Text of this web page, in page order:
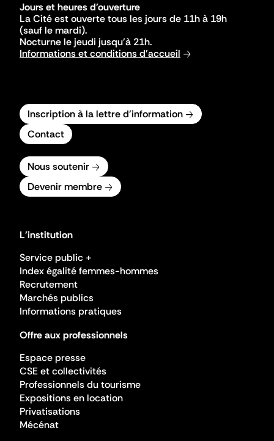
Jours et heures d'ouverture
La Cité est ouverte tous les jours de 11h à 19h
(sauf le mardi).
Nocturne le jeudi jusqu'à 21h.
Informations et conditions d'accueil
Inscription à la lettre d'information
Contact
Nous soutenir
Devenir membre
L'institution
Service public +
Index égalité femmes-hommes
Recrutement
Marchés publics
Informations pratiques
Offre aux professionnels
Espace presse
CSE et collectivités
Professionnels du tourisme
Expositions en location
Privatisations
Mécénat